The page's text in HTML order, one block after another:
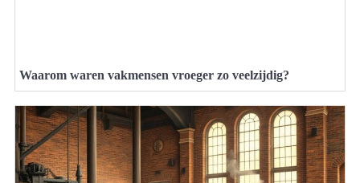
Waarom waren vakmensen vroeger zo veelzijdig?